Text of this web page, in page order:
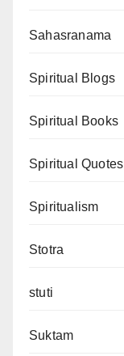
Sahasranama
Spiritual Blogs
Spiritual Books
Spiritual Quotes
Spiritualism
Stotra
stuti
Suktam